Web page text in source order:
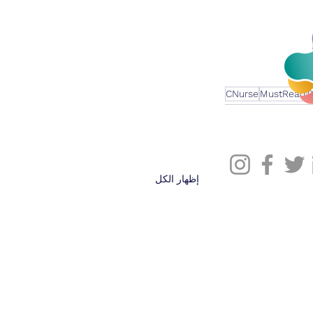
MustRead
CNurse
إظهار الكل